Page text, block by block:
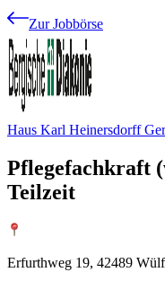
Zur Jobbörse
Haus Karl Heinersdorff
Pflegefachkraft
Teilzeit
Erfurthweg 19, 42489